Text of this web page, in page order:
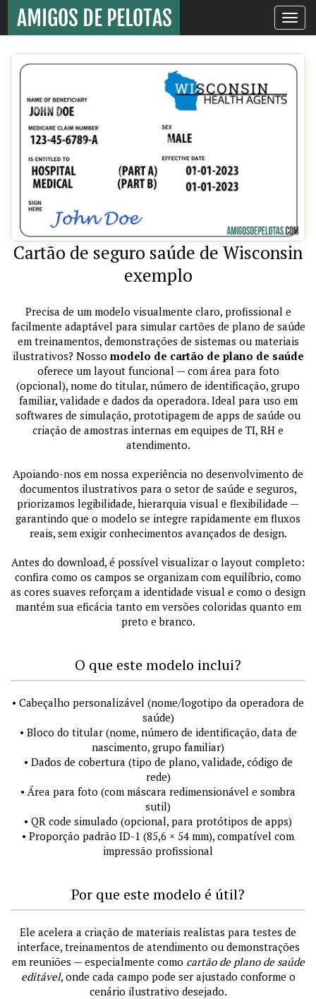
Toggle
Cartão de seguro saúde de Wisconsin
exemplo
Precisa de um modelo visualmente claro, profissional e
facilmente adaptável para simular cartões de plano de saúde
em treinamentos, demonstrações de sistemas ou materiais
ilustrativos? Nosso modelo de cartão de plano de saúde
oferece um layout funcional — com área para foto
(opcional), nome do titular, número de identificação, grupo
familiar, validade e dados da operadora. Ideal para uso em
softwares de simulação, prototipagem de apps de saúde ou
criação de amostras internas em equipes de TI, RH e
atendimento.
Apoiando-nos em nossa experiência no desenvolvimento de
documentos ilustrativos para o setor de saúde e seguros,
priorizamos legibilidade, hierarquia visual e flexibilidade —
garantindo que o modelo se integre rapidamente em fluxos
reais, sem exigir conhecimentos avançados de design.
Antes do download, é possível visualizar o layout completo:
confira como os campos se organizam com equilíbrio, como
as cores suaves reforçam a identidade visual e como o design
mantém sua eficácia tanto em versões coloridas quanto em
preto e branco.
O que este modelo inclui?
• Cabeçalho personalizável (nome/logotipo da operadora de
saúde)
• Bloco do titular (nome, número de identificação, data de
nascimento, grupo familiar)
• Dados de cobertura (tipo de plano, validade, código de
rede)
• Área para foto (com máscara redimensionável e sombra
sutil)
• QR code simulado (opcional, para protótipos de apps)
• Proporção padrão ID-1 (85,6 × 54 mm), compatível com
impressão profissional
Por que este modelo é útil?
Ele acelera a criação de materiais realistas para testes de
interface, treinamentos de atendimento ou demonstrações
em reuniões — especialmente como cartão de plano de saúde
editável, onde cada campo pode ser ajustado conforme o
cenário ilustrativo desejado.